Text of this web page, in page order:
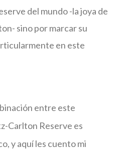
del mundo -la joya de
sino por marcar su
en este
entre este
Carlton Reserve es
y aquí les cuento mi